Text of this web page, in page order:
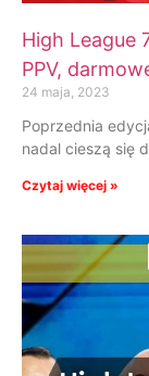
High League
PPV,
24 maja, 2023
Poprzednia
nadal cieszą się
Czytaj więcej »